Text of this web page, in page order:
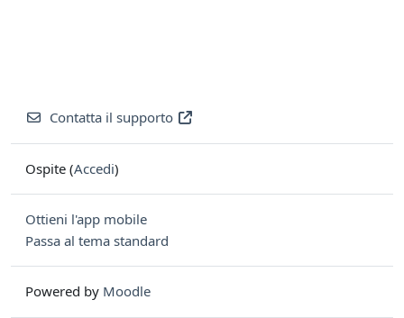
Contatta il supporto
Ospite (Accedi)
Ottieni l'app mobile
Passa al tema standard
Powered by Moodle